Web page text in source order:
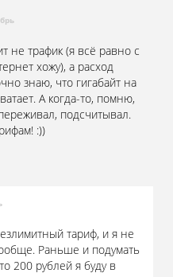
не трафик (я всё равно с
хожу), а расход
знаю, что гигабайт на
А когда-то, помню,
подсчитывал.
:))
тариф, и я не
Раньше и подумать
200 рублей я буду в